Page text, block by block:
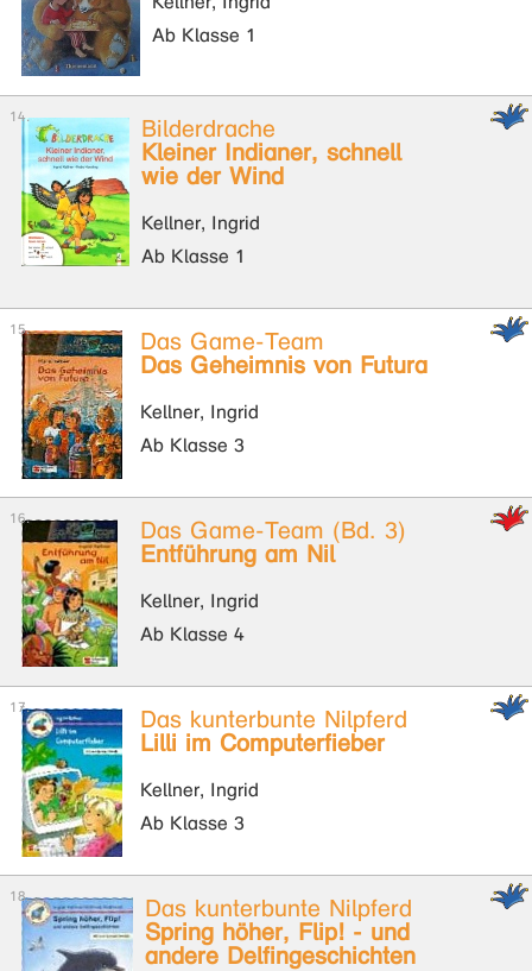
Ab Klasse 1
Bilderdrache
Kleiner Indianer, schnell
wie der Wind
Kellner, Ingrid
Ab Klasse 1
Das Game-Team
Das Geheimnis von Futura
Kellner, Ingrid
Ab Klasse 3
Das Game-Team (Bd. 3)
Entführung am Nil
Kellner, Ingrid
Ab Klasse 4
Das kunterbunte Nilpferd
Lilli im Computerfieber
Kellner, Ingrid
Ab Klasse 3
Das kunterbunte Nilpferd
Spring höher, Flip! - und
andere Delfingeschichten